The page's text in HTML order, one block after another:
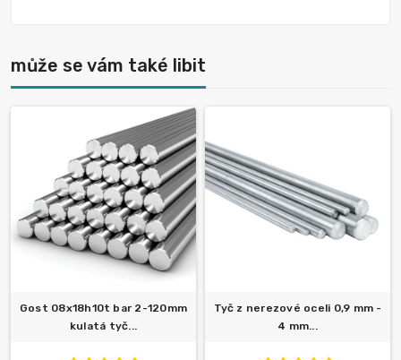
může se vám také libit
Gost 08x18h10t bar 2-120mm
kulatá tyč...
Tyč z nerezové oceli 0,9 mm -
4 mm...